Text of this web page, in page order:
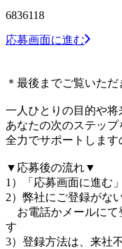
6836118
応募画面に進む
＊最後までご覧いた
一人ひとりの目的や
あなたの次のステッ
全力でサポートしま
▼応募後の流れ▼
1）「応募画面に進む
2）弊社にご登録がな
お電話かメールにて
す
3）登録方法は、来社